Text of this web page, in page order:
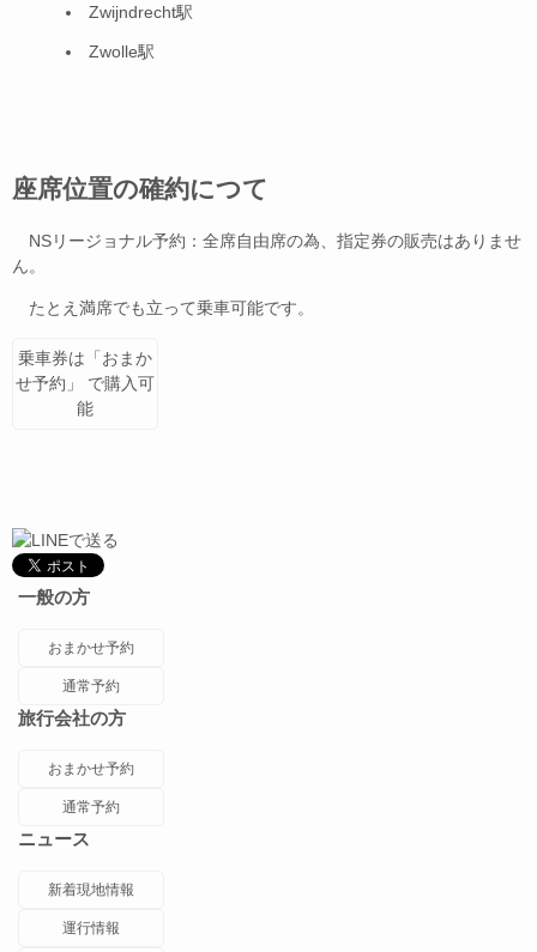
Zwijndrecht駅
Zwolle駅
座席位置の確約につて
NSリージョナル予約：全席自由席の為、指定券の販売はありませ
ん。
たとえ満席でも立って乗車可能です。
乗車券は「おまか
せ予約」 で購入可
能
一般の方
おまかせ予約
通常予約
旅行会社の方
おまかせ予約
通常予約
ニュース
新着現地情報
運行情報